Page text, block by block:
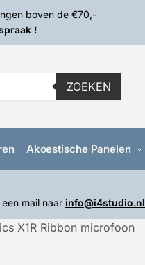
boven de €70,-
!
ZOEKEN
Akoestische Panelen
mail naar info@i4studio.nl
X1R Ribbon microfoon